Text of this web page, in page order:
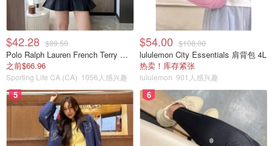
$42.28 $89.50
Polo Ralph Lauren French Terry 女童连帽卫衣 7-16码
之前$66.96
Sporting Life CA (CA) 1056人感兴趣
$54.00 $108.00
lululemon City Essentials 肩背包 4L
热卖！库存紧张
lululemon 901人感兴趣
5 6